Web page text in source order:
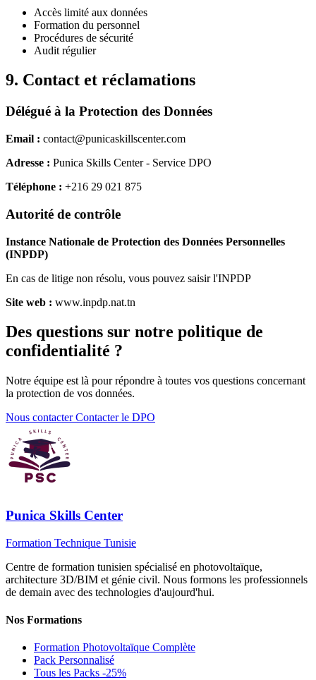
Accès limité aux données
Formation du personnel
Procédures de sécurité
Audit régulier
9. Contact et réclamations
Délégué à la Protection des Données
Email : contact@punicaskillscenter.com
Adresse : Punica Skills Center - Service DPO
Téléphone : +216 29 021 875
Autorité de contrôle
Instance Nationale de Protection des Données Personnelles
(INPDP)
En cas de litige non résolu, vous pouvez saisir l'INPDP
Site web : www.inpdp.nat.tn
Des questions sur notre politique de
confidentialité ?
Notre équipe est là pour répondre à toutes vos questions concernant
la protection de vos données.
Nous contacterContacter le DPO
Punica Skills Center
Formation Technique Tunisie
Centre de formation tunisien spécialisé en photovoltaïque,
architecture 3D/BIM et génie civil. Nous formons les professionnels
de demain avec des technologies d'aujourd'hui.
Nos Formations
Formation Photovoltaïque Complète
Pack Personnalisé
Tous les Packs -25%